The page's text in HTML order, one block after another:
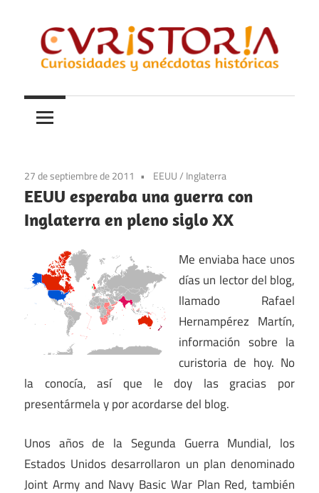
contenido
Curistoria
y
anécdotas
historia
27 de septiembre de 2011 EEUU/ Inglaterra
EEUU esperaba una guerra con
Inglaterra en pleno siglo XX
Me enviaba hace unos
días un lector del blog,
llamado Rafael
Hernampérez Martín,
información sobre la
curistoria de hoy. No
la conocía, así que le doy las gracias por
presentármela y por acordarse del blog.
Unos años de la Segunda Guerra Mundial, los
Estados Unidos desarrollaron un plan denominado
Joint Army and Navy Basic War Plan Red, también